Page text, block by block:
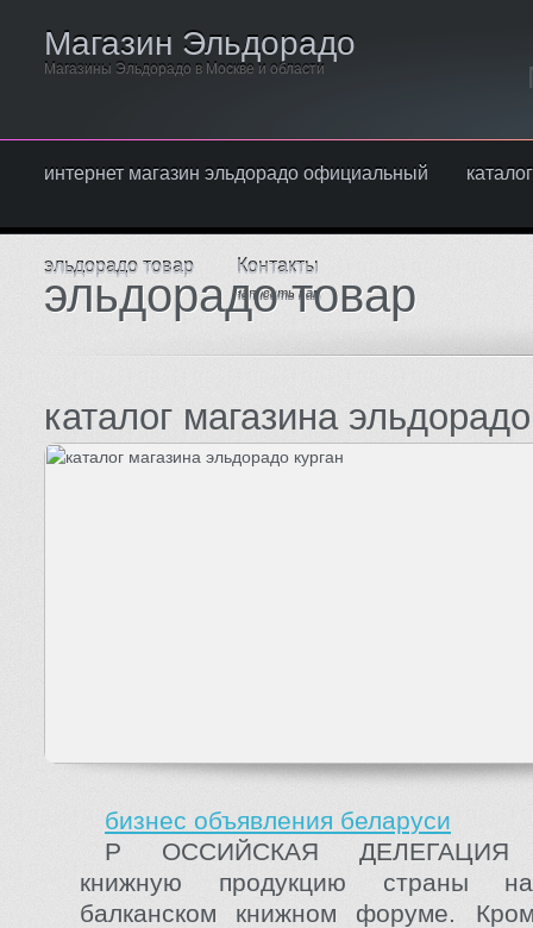
Магазин Эльдорадо
Магазины Эльдорадо в Москве и области
интернет магазин эльдорадо официальный
эльдорадо товар Контакты
Написать нам
эльдорадо товар
каталог магазина
бизнес объявления беларуси
Р ОССИЙСКАЯ ДЕЛЕГАЦИЯ
книжную продукцию страны
балканском книжном форуме.